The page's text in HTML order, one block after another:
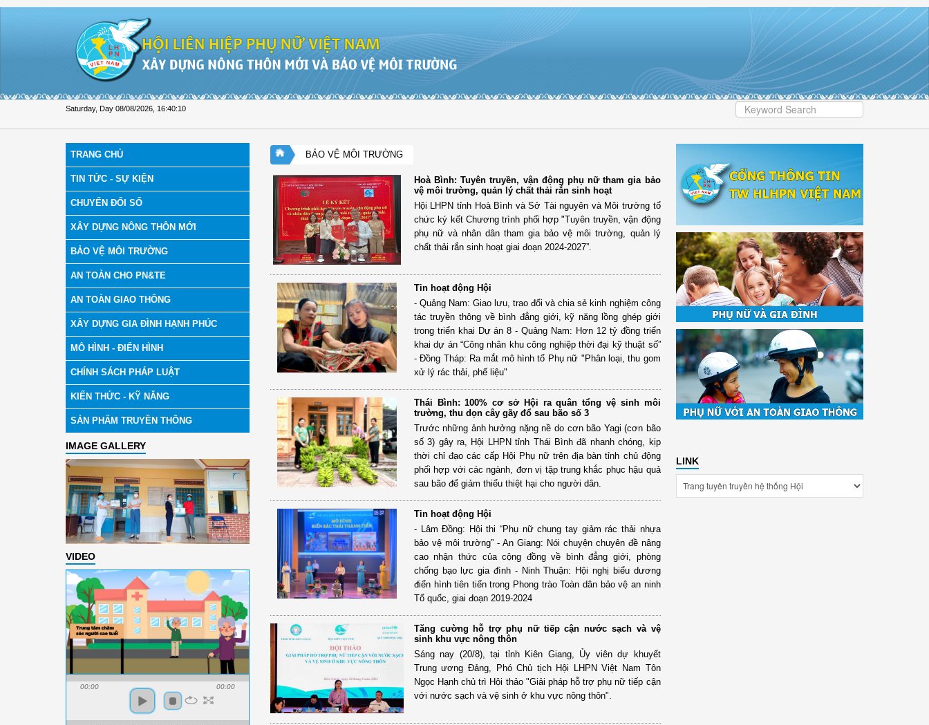
Saturday, Day 08/08/2026 16:40:11
TRANG CHỦ
TIN TỨC - SỰ KIỆN
CHUYỂN ĐỔI SỐ
XÂY DỰNG NÔNG THÔN MỚI
BẢO VỆ MÔI TRƯỜNG
AN TOÀN CHO PN&TE
AN TOÀN GIAO THÔNG
XÂY DỰNG GIA ĐÌNH HẠNH PHÚC
MÔ HÌNH - ĐIỂN HÌNH
CHÍNH SÁCH PHÁP LUẬT
KIẾN THỨC - KỸ NĂNG
SẢN PHẨM TRUYỀN THÔNG
IMAGE GALLERY
VIDEO
00:00 00:00
BẢO VỆ MÔI TRƯỜNG
Hoà Bình: Tuyên truyền, vận động phụ nữ tham gia bảo
vệ môi trường, quản lý chất thải rắn sinh hoạt
Hội LHPN tỉnh Hoà Bình và Sở Tài nguyên và Môi trường tổ
chức ký kết Chương trình phối hợp "Tuyên truyền, vận động
phụ nữ và nhân dân tham gia bảo vệ môi trường, quản lý
chất thải rắn sinh hoạt giai đoạn 2024-2027”.
Tin hoạt động Hội
- Quảng Nam: Giao lưu, trao đổi và chia sẻ kinh nghiệm công
tác truyền thông về bình đẳng giới, kỹ năng lồng ghép giới
trong triển khai Dự án 8 - Quảng Nam: Hơn 12 tỷ đồng triển
khai dự án “Công nhân khu công nghiệp thời đại kỹ thuật số”
- Đồng Tháp: Ra mắt mô hình tổ Phụ nữ "Phân loại, thu gom
xử lý rác thải, phế liệu"
Thái Bình: 100% cơ sở Hội ra quân tổng vệ sinh môi
trường, thu dọn cây gãy đổ sau bão số 3
Trước những ảnh hưởng nặng nề do cơn bão Yagi (cơn bão
số 3) gây ra, Hội LHPN tỉnh Thái Bình đã nhanh chóng, kịp
thời chỉ đạo các cấp Hội Phụ nữ trên địa bàn tỉnh chủ động
phối hợp với các ngành, đơn vị tập trung khắc phục hậu quả
sau bão để giảm thiểu thiệt hại cho người dân.
Tin hoạt động Hội
- Lâm Đồng: Hội thi “Phụ nữ chung tay giảm rác thải nhựa
bảo vệ môi trường” - An Giang: Nói chuyện chuyên đề nâng
cao nhận thức của cộng đồng về bình đẳng giới, phòng
chống bạo lực gia đình - Ninh Thuận: Hội nghị biểu dương
điển hình tiên tiến trong Phong trào Toàn dân bảo vệ an ninh
Tổ quốc, giai đoạn 2019-2024
Tăng cường hỗ trợ phụ nữ tiếp cận nước sạch và vệ
sinh khu vực nông thôn
Sáng nay (20/8), tại tỉnh Kiên Giang, Ủy viên dự khuyết
Trung ương Đảng, Phó Chủ tịch Hội LHPN Việt Nam Tôn
Ngọc Hạnh chủ trì Hội thảo "Giải pháp hỗ trợ phụ nữ tiếp cận
với nước sạch và vệ sinh ở khu vực nông thôn".
LINK